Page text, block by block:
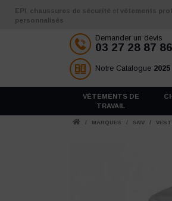
Aller au contenu
EPI chaussures de sécurité et vêtements
personnalisés
Demander un devis
03 27 28 87 86
Notre Catalogue 2025
VÊTEMENTS DE
TRAVAIL
/ MARQUES / SNV /